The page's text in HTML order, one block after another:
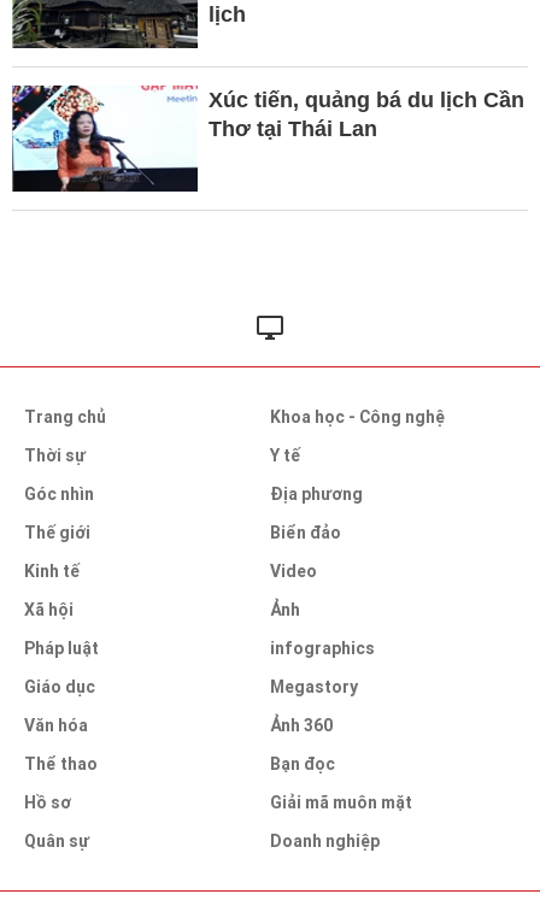
lịch
Xúc tiến, quảng bá du lịch Cần
Thơ tại Thái Lan
Trang chủ
Thời sự
Góc nhìn
Thế giới
Kinh tế
Xã hội
Pháp luật
Giáo dục
Văn hóa
Thể thao
Hồ sơ
Quân sự
Khoa học - Công nghệ
Y tế
Địa phương
Biển đảo
Video
Ảnh
infographics
Megastory
Ảnh 360
Bạn đọc
Giải mã muôn mặt
Doanh nghiệp